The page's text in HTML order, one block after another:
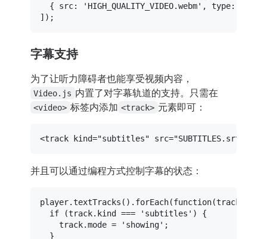
  {
src: 'HIGH_QUALITY_VIDEO.webm' , type:
字幕支持
为了让听力障碍者也能享受视频内容，
Video.js 内置了对字幕轨道的支持。只需在
<video> 标签内添加 <track> 元素即可：
<track kind="subtitles" src="SUBTITLES.srt"
并且可以通过编程方式控制字幕的状态：
player.textTracks (). forEach(function(track
if (track. kind === 'subtitles' ) {
    track.
mode = 'showing' ;
  }